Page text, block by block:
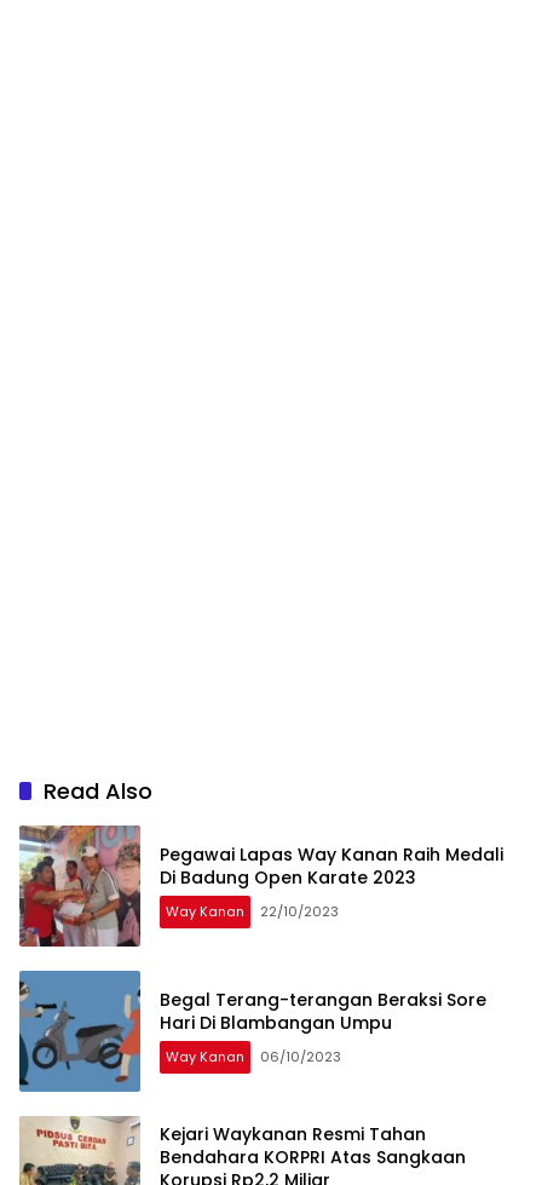
Read Also
Pegawai Lapas Way Kanan Raih Medali
Di Badung Open Karate 2023
Way Kanan 22/10/2023
Begal Terang-terangan Beraksi Sore
Hari Di Blambangan Umpu
Way Kanan 06/10/2023
Kejari Waykanan Resmi Tahan
Bendahara KORPRI Atas Sangkaan
Korupsi Rp2,2 Miliar